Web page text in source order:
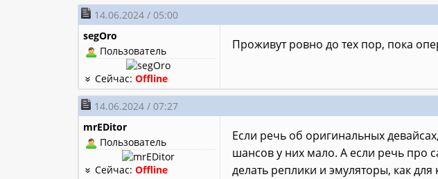
14.06.2024 / 05:00
segOro
Пользователь
Сейчас:Offline
Проживут ровно до тех пор, пока
14.06.2024 / 07:27
mrEDitor
Пользователь
Сейчас:Offline
Если речь об оригинальных
шансов у них мало. А если речь про
делать реплики и эмуляторы, как для